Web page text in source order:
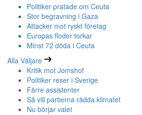
Politiker pratade om Ceuta
Stor begravning i Gaza
Attacker mot ryskt företag
Europas floder torkar
Minst 72 döda i Ceuta
Alla Väljare
Kritik mot Jomshof
Politiker reser i Sverige
Färre assistenter
Så vill partierna rädda klimatet
Nu börjar valet